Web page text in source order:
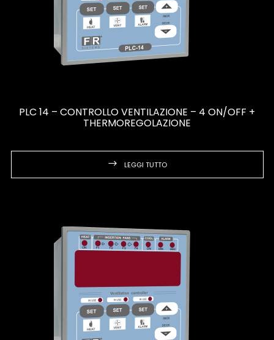
PLC 14 – CONTROLLO VENTILAZIONE – 4 ON/OFF +
THERMOREGOLAZIONE
LEGGI TUTTO